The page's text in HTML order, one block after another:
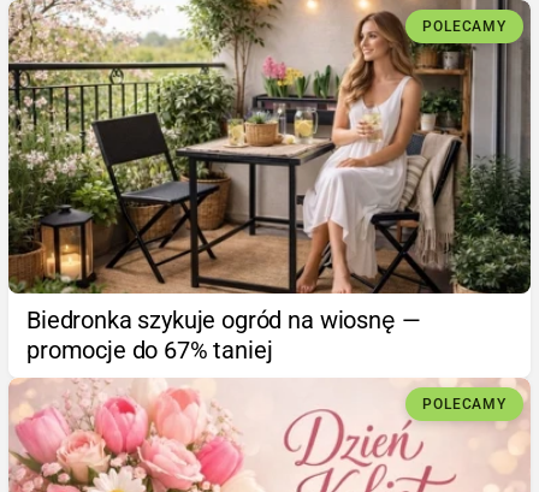
POLECAMY
Biedronka szykuje ogród na wiosnę —
promocje do 67% taniej
POLECAMY